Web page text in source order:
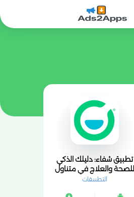
تطبيق شفاء: دليلك الذكي
للصحة والعلاج في متناول
يدك
التطبيقات